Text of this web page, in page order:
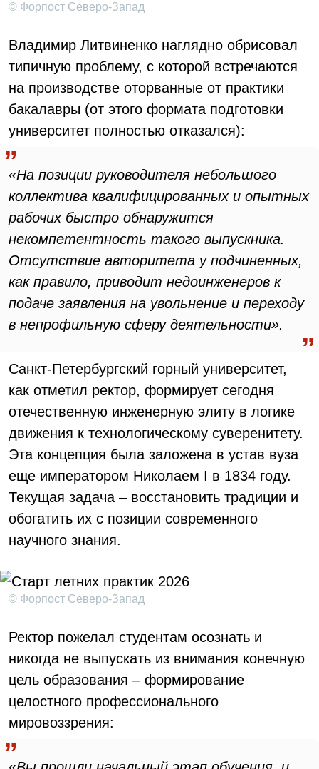
© Форпост Северо-Запад
Владимир Литвиненко наглядно обрисовал
типичную проблему, с которой встречаются
на производстве оторванные от практики
бакалавры (от этого формата подготовки
университет полностью отказался):
«На позиции руководителя небольшого
коллектива квалифицированных и опытных
рабочих быстро обнаружится
некомпетентность такого выпускника.
Отсутствие авторитета у подчиненных,
как правило, приводит недоинженеров к
подаче заявления на увольнение и переходу
в непрофильную сферу деятельности».
Санкт-Петербургский горный университет,
как отметил ректор, формирует сегодня
отечественную инженерную элиту в логике
движения к технологическому суверенитету.
Эта концепция была заложена в устав вуза
еще императором Николаем I в 1834 году.
Текущая задача – восстановить традиции и
обогатить их с позиции современного
научного знания.
© Форпост Северо-Запад
Ректор пожелал студентам осознать и
никогда не выпускать из внимания конечную
цель образования – формирование
целостного профессионального
мировоззрения: